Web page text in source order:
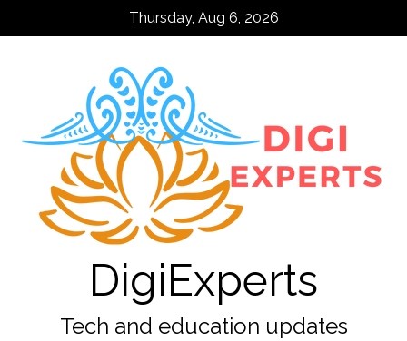
Thursday, Aug 6, 2026
DigiExperts
Tech and education updates